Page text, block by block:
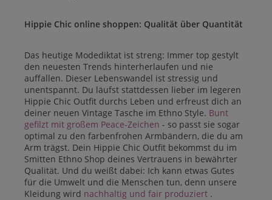
Hippie Chic online shoppen: Qualität über Quantität
Das heutige Modediktat ist streng: Immer top gestylt
den neuesten Trends hinterherlaufen und nie
auffallen. Dieser Lebenswandel ist stressig und
unentspannt. Du läufst stattdessen lieber im legeren
Hippie Chic Outfit durchs Leben und erfreust dich an
deiner neuen Vintage Tasche im Ethno Style. Bunt
gefilzt mit großem Peace-Zeichen - so passt sie sogar
optimal zu den farbenfrohen Armbändern, die du am
Arm trägst. Dein Hippie Chic Outfit bekommst du im
Smitten Ethno Shop deines Vertrauens in bewährter
Qualität. Und du weißt dabei: Ich kann etwas Gutes
für die Umwelt und die Menschen tun, denn unsere
Kleidung wird nachhaltig und fair produziert .